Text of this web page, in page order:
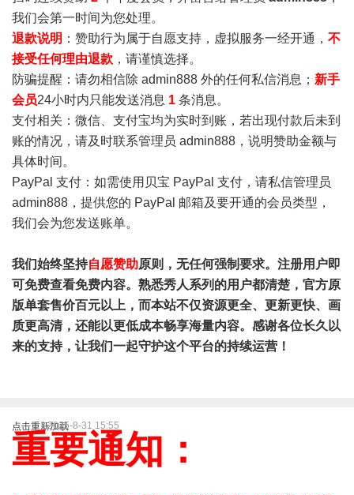
我们会第一时间为您处理。
退款说明 ：赞助行为属于自愿支持，虚拟服务一经开通， 不
接受任何理由退款 ，请谨慎选择。
防骗提醒：请勿相信除 admin888 外的任何私信消息； 新手
会员24小时内只能发送消息 1 条消息。
支付相关：微信、支付宝均为实时到账，若出现付款后未到
账的情况，请及时联系管理员 admin888，说明赞助金额与
具体时间。
PayPal 支付：如需使用贝宝 PayPal 支付，请私信管理员
admin888，提供您的 PayPal 邮箱及要开通的会员类型，
我们会为您发送账单。
我们始终坚持自愿赞助原则，无任何强制要求。注册用户即
可免费查看免费内容。熟悉秀人系列的用户都清楚，官方原
版单套售价百元以上，而本站不仅资源更全、更新更快、画
质更高清，还能以更低成本畅享海量内容。感谢各位长久以
来的支持，让我们一起守护这个平台的持续运营！
点击重新加载2025-8-31 15:55
重要通知：